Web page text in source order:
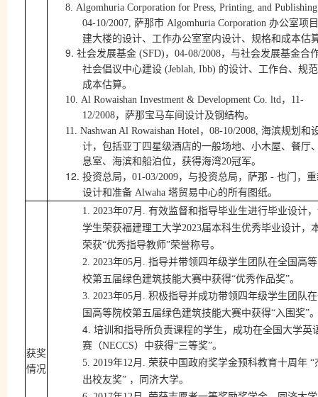
8. Algomhuria Corporation for Press, Printing, and Publishing
04-10/2007, 萨那市 Algomhuria Corporation 办公室项
建大楼的设计、工作办公室室内设计、规格和成本估
9. 社会发展基金 (SFD) ， 04-08/2008，与社会发展基金合
社会倡议中心建设 (Jeblah, Ibb) 的设计、工作台、规
成本估算。
10. Al Rowaishan Investment & Development Co. ltd，
11-
12/2008，萨那宝马车间设计及钢结构。
11. Nashwan Al Rowaishan Hotel， 08-10/2008, 海滨规划和
计，包括亚丁四星级酒店的一般场地、小木屋、餐厅
息室、海滨和船泊位，获得海湾20冠军。
12. 投资总局， 01-03/2009，与投资总局，萨那 - 也门，
设计和准备 Alwaha 塔贸易中心的所有图纸。
获奖
情况
1. 2023年07月 . 有效监督和指导毕业生进行毕业设计
学生荣获福建理工大学2023届本科生优秀毕业设计，
荣获“优秀指导教师”荣誉称号。
2. 2023年05月 . 指导并带领四年级学生团队在全国高
校第五届绿色建筑技能大赛中获得“优秀作品奖”。
3. 2023年05月 . 积极指导并成功带领四年级学生团队
国高等院校第五届绿色建筑技能大赛中获得“入围奖”
4. 培训和指导所负责课程的学生，成功在全国大学英
赛（NECCS）中获得“三等奖”。
5. 2019年12月 . 荣获中国政府奖学金预科教育十周年 “
出校友奖” ，同济大学。